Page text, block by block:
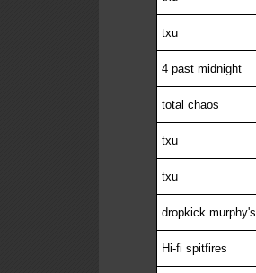
txu
4 past midnight
total chaos
txu
txu
dropkick murphy's
Hi-fi spitfires